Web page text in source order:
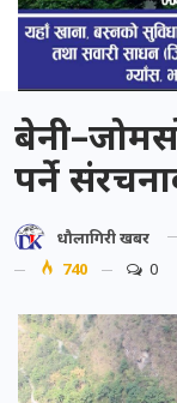
पर्ने
धौलागिरी खबर
740
0